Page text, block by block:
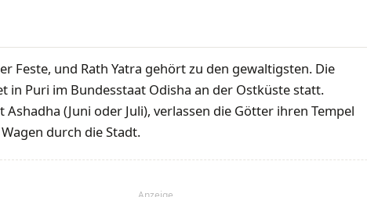
Feste, und Rath Yatra gehört zu den gewaltigsten. Die
in Puri im Bundesstaat Odisha an der Ostküste statt.
Ashadha (Juni oder Juli), verlassen die Götter ihren Tempel
durch die Stadt.